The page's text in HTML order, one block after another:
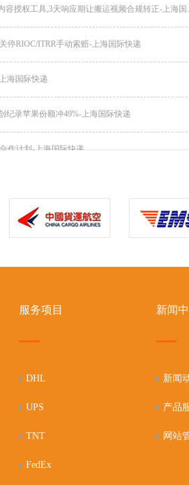
容授权工具,3天响应期让搬运视频合规转正-上海国
停RIOC/ITRR手动索赔-上海国际快递
海国际快递
纪录苹果份额冲49%-上海国际快递
作计划-上海国际快递
服务项目
DHL
UPS
TNT
FedEx
新闻
新闻
产品
网站